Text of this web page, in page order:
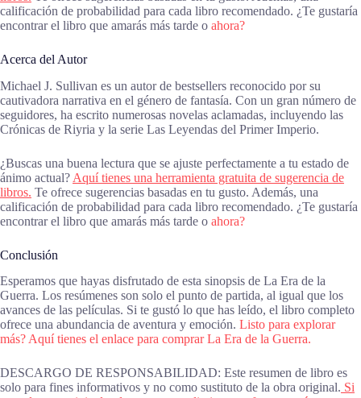
calificación de probabilidad para cada libro recomendado. ¿Te gustaría
encontrar el libro que amarás más tarde o ahora?
Acerca del Autor
Michael J. Sullivan es un autor de bestsellers reconocido por su
cautivadora narrativa en el género de fantasía. Con un gran número de
seguidores, ha escrito numerosas novelas aclamadas, incluyendo las
Crónicas de Riyria y la serie Las Leyendas del Primer Imperio.
¿Buscas una buena lectura que se ajuste perfectamente a tu estado de
ánimo actual? Aquí tienes una herramienta gratuita de sugerencia de
libros. Te ofrece sugerencias basadas en tu gusto. Además, una
calificación de probabilidad para cada libro recomendado. ¿Te gustaría
encontrar el libro que amarás más tarde o ahora?
Conclusión
Esperamos que hayas disfrutado de esta sinopsis de La Era de la
Guerra. Los resúmenes son solo el punto de partida, al igual que los
avances de las películas. Si te gustó lo que has leído, el libro completo
ofrece una abundancia de aventura y emoción. Listo para explorar
más? Aquí tienes el enlace para comprar La Era de la Guerra.
DESCARGO DE RESPONSABILIDAD: Este resumen de libro es
solo para fines informativos y no como sustituto de la obra original. Si